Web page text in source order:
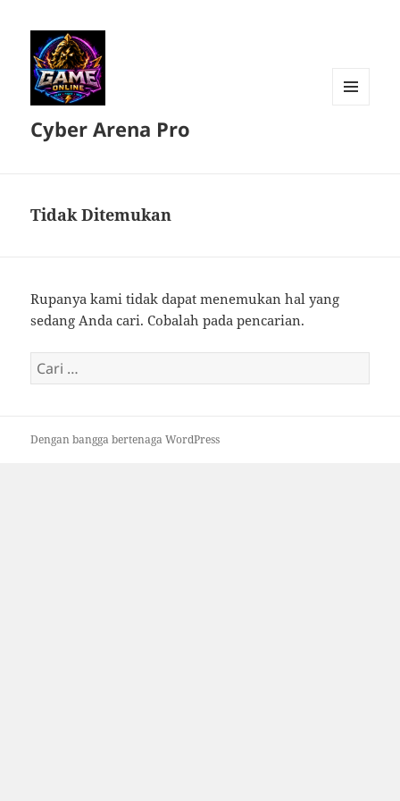
Cyber Arena Pro
Tidak Ditemukan
Rupanya kami tidak dapat menemukan hal yang
sedang Anda cari. Cobalah pada pencarian.
Cari
untuk:
Dengan bangga bertenaga WordPress